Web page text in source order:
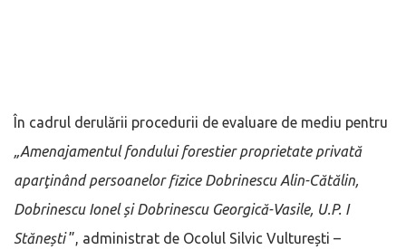
În cadrul derulării procedurii de evaluare de mediu pentru
„Amenajamentul fondului forestier proprietate privată
aparţinând persoanelor fizice Dobrinescu Alin-Cătălin,
Dobrinescu Ionel și Dobrinescu Georgică-Vasile, U.P. I
Stănești”, administrat de Ocolul Silvic Vulturești –